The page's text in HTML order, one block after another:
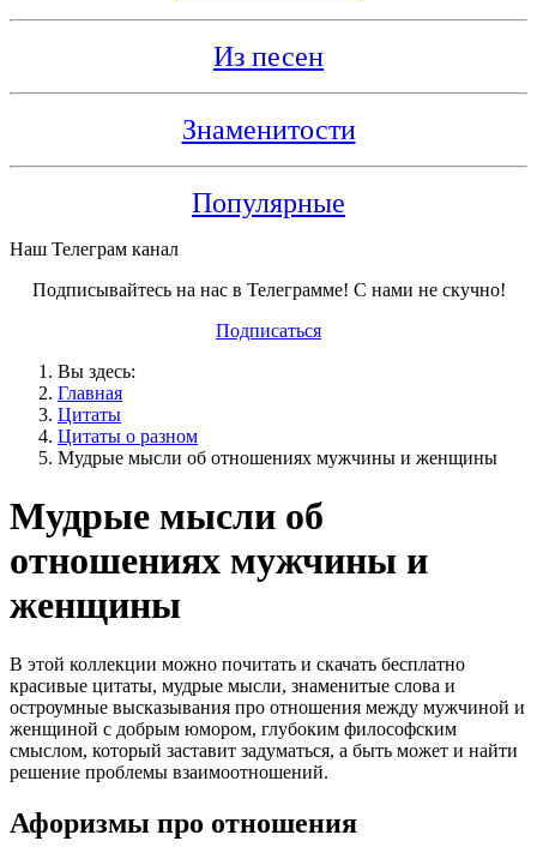
Из песен
Знаменитости
Популярные
Наш Телеграм канал
Подписывайтесь на нас в Телеграмме! С нами не скучно!
Подписаться
Вы здесь:
Главная
Цитаты
Цитаты о разном
Мудрые мысли об отношениях мужчины и женщины
Мудрые мысли об
отношениях мужчины и
женщины
В этой коллекции можно почитать и скачать бесплатно
красивые цитаты, мудрые мысли, знаменитые слова и
остроумные высказывания про отношения между мужчиной и
женщиной с добрым юмором, глубоким философским
смыслом, который заставит задуматься, а быть может и найти
решение проблемы взаимоотношений.
Афоризмы про отношения